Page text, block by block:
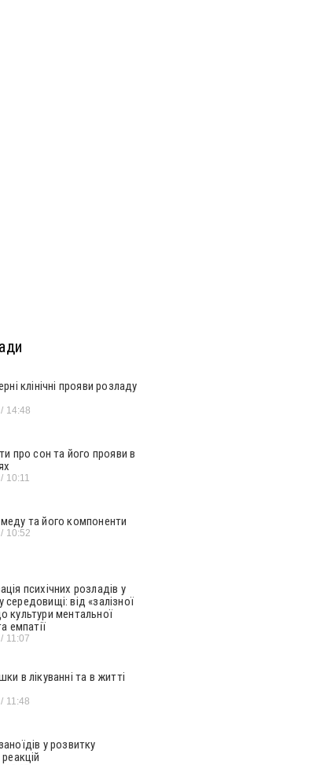
клінічні прояви розладу
14:48
про сон та його прояви в
10:11
та його компоненти
10:52
психічних розладів у
від «залізної
культури ментальної
емпатії
11:07
в лікуванні та в житті
11:48
у розвитку